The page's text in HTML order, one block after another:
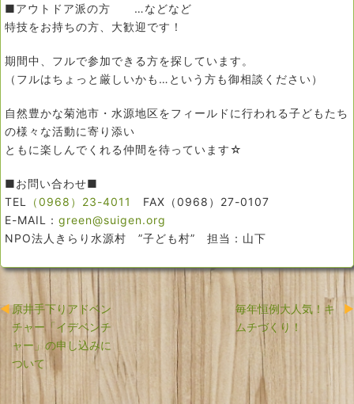
■アウトドア派の方 …などなど
特技をお持ちの方、大歓迎です！
期間中、フルで参加できる方を探しています。
（フルはちょっと厳しいかも…という方も御相談ください）
自然豊かな菊池市・水源地区をフィールドに行われる子どもたち
の様々な活動に寄り添い
ともに楽しんでくれる仲間を待っています☆
■お問い合わせ■
TEL
（0968）23-4011
FAX（0968）27-0107
E-MAIL： green@suigen.org
NPO法人きらり水源村 ”子ども村” 担当：山下
原井手下りアドベン
チャー「イデベンチ
ャー」の申し込みに
ついて
毎年恒例大人気！キ
ムチづくり！